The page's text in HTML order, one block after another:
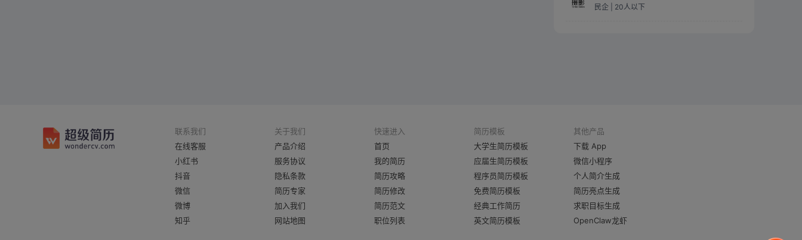
民企 | 20人以下
联系我们
在线客服
小红书
抖音
微信
微博
知乎
关于我们
产品介绍
服务协议
隐私条款
简历专家
加入我们
网站地图
快速进入
首页
我的简历
简历攻略
简历修改
简历范文
职位列表
简历模板
大学生简历模板
应届生简历模板
程序员简历模板
免费简历模板
经典工作简历
英文简历模板
其他产品
下载 App
微信小程序
个人简介生成
简历亮点生成
求职目标生成
OpenClaw龙虾